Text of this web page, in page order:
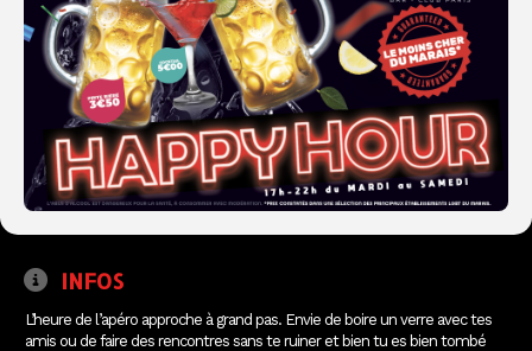
INFOS
L’heure de l’apéro approche à grand pas. Envie de boire un verre avec tes
amis ou de faire des rencontres sans te ruiner et bien tu es bien tombé